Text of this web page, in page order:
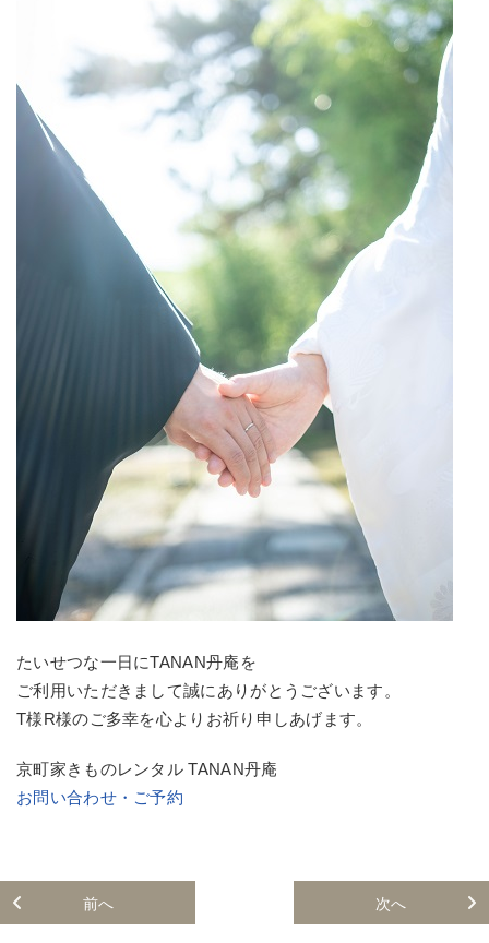
たいせつな一日にTANAN丹庵を
ご利用いただきまして誠にありがとうございます。
T様R様のご多幸を心よりお祈り申しあげます。
京町家きものレンタル TANAN丹庵
お問い合わせ・ご予約
前へ 次へ